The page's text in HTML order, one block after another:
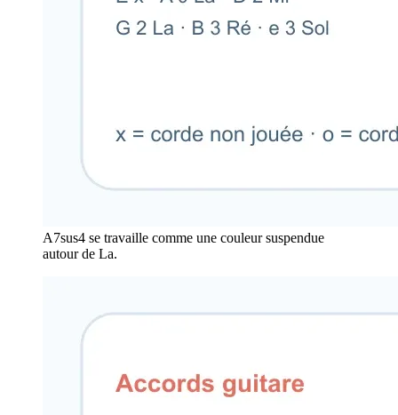
A7sus4 se travaille comme une couleur suspendue
autour de La.